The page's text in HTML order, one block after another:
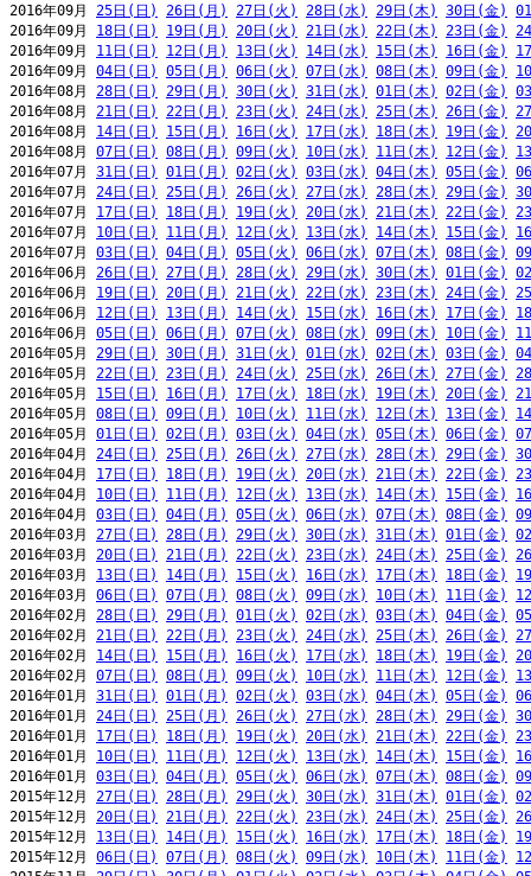
2016年09月 25日(日) 26日(月) 27日(火) 28日(水) 29日(木) 30日(金)
2016年09月 18日(日) 19日(月) 20日(火) 21日(水) 22日(木) 23日(金)
2016年09月 11日(日) 12日(月) 13日(火) 14日(水) 15日(木) 16日(金)
2016年09月 04日(日) 05日(月) 06日(火) 07日(水) 08日(木) 09日(金)
2016年08月 28日(日) 29日(月) 30日(火) 31日(水) 01日(木) 02日(金)
2016年08月 21日(日) 22日(月) 23日(火) 24日(水) 25日(木) 26日(金)
2016年08月 14日(日) 15日(月) 16日(火) 17日(水) 18日(木) 19日(金)
2016年08月 07日(日) 08日(月) 09日(火) 10日(水) 11日(木) 12日(金)
2016年07月 31日(日) 01日(月) 02日(火) 03日(水) 04日(木) 05日(金)
2016年07月 24日(日) 25日(月) 26日(火) 27日(水) 28日(木) 29日(金)
2016年07月 17日(日) 18日(月) 19日(火) 20日(水) 21日(木) 22日(金)
2016年07月 10日(日) 11日(月) 12日(火) 13日(水) 14日(木) 15日(金)
2016年07月 03日(日) 04日(月) 05日(火) 06日(水) 07日(木) 08日(金)
2016年06月 26日(日) 27日(月) 28日(火) 29日(水) 30日(木) 01日(金)
2016年06月 19日(日) 20日(月) 21日(火) 22日(水) 23日(木) 24日(金)
2016年06月 12日(日) 13日(月) 14日(火) 15日(水) 16日(木) 17日(金)
2016年06月 05日(日) 06日(月) 07日(火) 08日(水) 09日(木) 10日(金)
2016年05月 29日(日) 30日(月) 31日(火) 01日(水) 02日(木) 03日(金)
2016年05月 22日(日) 23日(月) 24日(火) 25日(水) 26日(木) 27日(金)
2016年05月 15日(日) 16日(月) 17日(火) 18日(水) 19日(木) 20日(金)
2016年05月 08日(日) 09日(月) 10日(火) 11日(水) 12日(木) 13日(金)
2016年05月 01日(日) 02日(月) 03日(火) 04日(水) 05日(木) 06日(金)
2016年04月 24日(日) 25日(月) 26日(火) 27日(水) 28日(木) 29日(金)
2016年04月 17日(日) 18日(月) 19日(火) 20日(水) 21日(木) 22日(金)
2016年04月 10日(日) 11日(月) 12日(火) 13日(水) 14日(木) 15日(金)
2016年04月 03日(日) 04日(月) 05日(火) 06日(水) 07日(木) 08日(金)
2016年03月 27日(日) 28日(月) 29日(火) 30日(水) 31日(木) 01日(金)
2016年03月 20日(日) 21日(月) 22日(火) 23日(水) 24日(木) 25日(金)
2016年03月 13日(日) 14日(月) 15日(火) 16日(水) 17日(木) 18日(金)
2016年03月 06日(日) 07日(月) 08日(火) 09日(水) 10日(木) 11日(金)
2016年02月 28日(日) 29日(月) 01日(火) 02日(水) 03日(木) 04日(金)
2016年02月 21日(日) 22日(月) 23日(火) 24日(水) 25日(木) 26日(金)
2016年02月 14日(日) 15日(月) 16日(火) 17日(水) 18日(木) 19日(金)
2016年02月 07日(日) 08日(月) 09日(火) 10日(水) 11日(木) 12日(金)
2016年01月 31日(日) 01日(月) 02日(火) 03日(水) 04日(木) 05日(金)
2016年01月 24日(日) 25日(月) 26日(火) 27日(水) 28日(木) 29日(金)
2016年01月 17日(日) 18日(月) 19日(火) 20日(水) 21日(木) 22日(金)
2016年01月 10日(日) 11日(月) 12日(火) 13日(水) 14日(木) 15日(金)
2016年01月 03日(日) 04日(月) 05日(火) 06日(水) 07日(木) 08日(金)
2015年12月 27日(日) 28日(月) 29日(火) 30日(水) 31日(木) 01日(金)
2015年12月 20日(日) 21日(月) 22日(火) 23日(水) 24日(木) 25日(金)
2015年12月 13日(日) 14日(月) 15日(火) 16日(水) 17日(木) 18日(金)
2015年12月 06日(日) 07日(月) 08日(火) 09日(水) 10日(木) 11日(金)